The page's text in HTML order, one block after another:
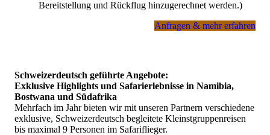
Bereitstellung und Rückflug hinzugerechnet werden.)
Anfragen & mehr erfahren
Schweizerdeutsch geführte Angebote:
Exklusive Highlights und Safarierlebnisse in Namibia,
Bostwana und Südafrika
Mehrfach im Jahr bieten wir mit unseren Partnern verschiedene
exklusive, Schweizerdeutsch begleitete Kleinstgruppenreisen
bis maximal 9 Personen im Safariflieger.